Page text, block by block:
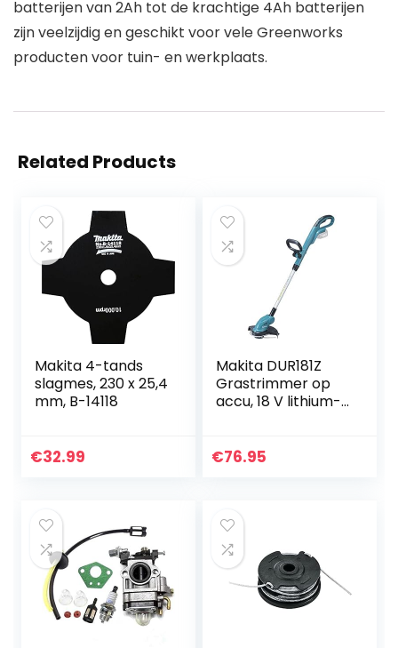
batterijen van 2Ah tot de krachtige 4Ah batterijen
zijn veelzijdig en geschikt voor vele Greenworks
producten voor tuin- en werkplaats.
Related Products
Makita 4-tands
slagmes, 230 x 25,4
mm, B-14118
€32.99
Makita DUR181Z
Grastrimmer op
accu, 18 V lithium-
€76.95